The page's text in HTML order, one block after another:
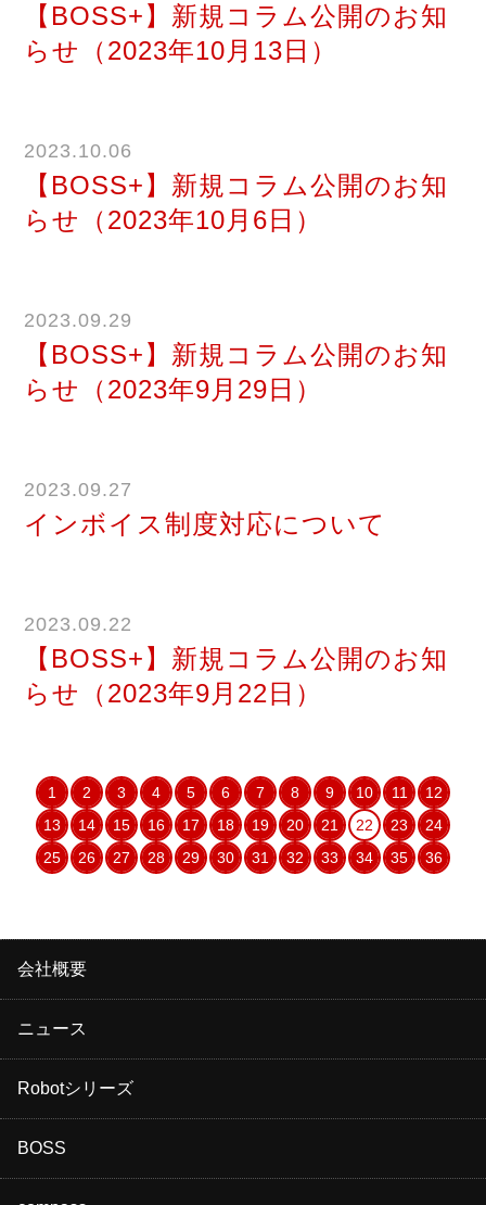
【BOSS+】新規コラム公開のお知
らせ（2023年10月13日）
2023.10.06
【BOSS+】新規コラム公開のお知
らせ（2023年10月6日）
2023.09.29
【BOSS+】新規コラム公開のお知
らせ（2023年9月29日）
2023.09.27
インボイス制度対応について
2023.09.22
【BOSS+】新規コラム公開のお知
らせ（2023年9月22日）
1 2 3 4 5 6 7 8 9 10 11
12
13
14 15 16 17 18 19 20 21 22 23
24
25
26 27 28 29 30 31 32 33 34 35 36
会社概要
ニュース
Robotシリーズ
BOSS